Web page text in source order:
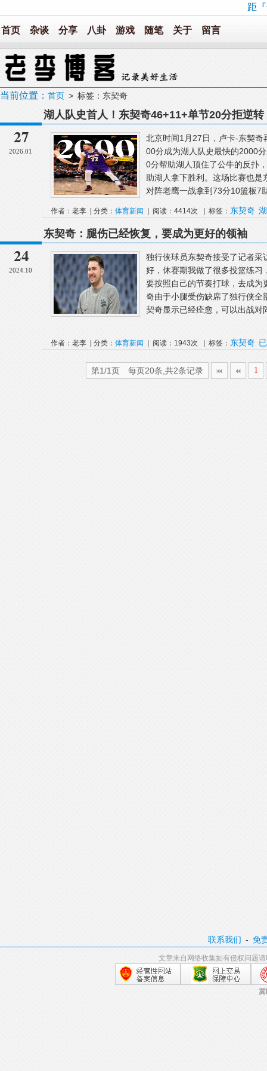
距
首页 杂谈 分享 八卦 游戏 随笔 关于 留言
当前位置： 首页 > 标签：东契奇
27
2026.01
湖人队史首人！东契奇46+11+单节20分拒逆转
北京时间1月27日，卢卡-东契
00分成为湖人队史最快的2000
0分帮助湖人顶住了公牛的反扑
助湖人拿下胜利。这场比赛也
对阵老鹰一战拿到73分10篮板7
作者：老李 | 分类： 体育新闻 | 阅读：4414次 | 标签： 东契奇
24
2024.10
东契奇：腿伤已经恢复，要成为更好的领袖
独行侠球员东契奇接受了记者采
好，休赛期我做了很多投篮练
要按照自己的节奏打球，去成为
奇由于小腿受伤缺席了独行侠
契奇显示已经痊愈，可以出战
作者：老李 | 分类： 体育新闻 | 阅读：1943次 | 标签： 东契奇
第1/1页 每页20条,共2条记录 1
联系我们 -免
文章来自网络收集如有侵权问题